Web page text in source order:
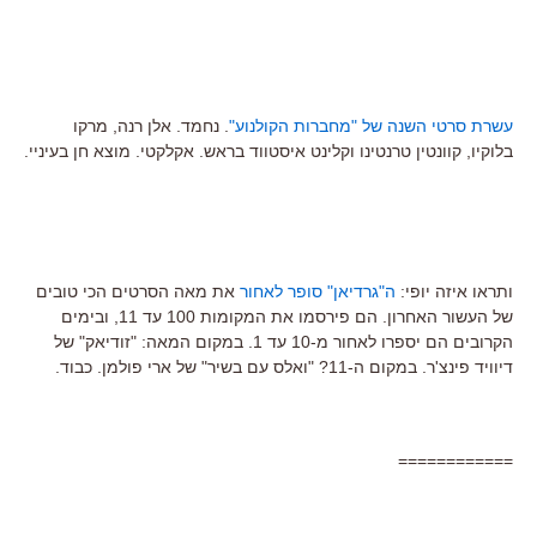
עשרת סרטי השנה של "מחברות הקולנוע" . נחמד. אלן רנה, מרקו
בלוקיו, קוונטין טרנטינו וקלינט איסטווד בראש. אקלקטי. מוצא חן בעיניי.
ותראו איזה יופי: ה"גרדיאן" סופר לאחור את מאה הסרטים הכי טובים
של העשור האחרון. הם פירסמו את המקומות 100 עד 11, ובימים
הקרובים הם יספרו לאחור מ-10 עד 1. במקום המאה: "זודיאק" של
דיוויד פינצ'ר. במקום ה-11? "ואלס עם בשיר" של ארי פולמן. כבוד.
============